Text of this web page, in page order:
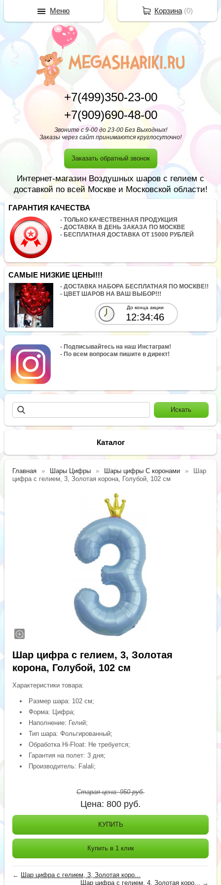
+7(499)350-23-00
+7(909)690-48-00
Звоните с 9-00 до 23-00 Без Выходных!
Заказы через сайт принимаются круглосуточно!
Заказать обратный звонок
Интернет-магазин Воздушных шаров с гелием с
доставкой по всей Москве и Московской области!
ГАРАНТИЯ КАЧЕСТВА
- ТОЛЬКО КАЧЕСТВЕННАЯ ПРОДУКЦИЯ
- ДОСТАВКА В ДЕНЬ ЗАКАЗА ПО МОСКВЕ
- БЕСПЛАТНАЯ ДОСТАВКА ОТ 15000 РУБЛЕЙ
САМЫЕ НИЗКИЕ ЦЕНЫ!!!
- ДОСТАВКА НАБОРА БЕСПЛАТНАЯ ПО МОСКВЕ!!
- ЦВЕТ ШАРОВ НА ВАШ ВЫБОР!!!
До конца акции
12:34:46
- Подписывайтесь на наш Инстаграм!
- По всем вопросам пишите в директ!
Каталог
Главная Шары Цифры Шары цифры С коронами
Шар
цифра с гелием, 3, Золотая корона, Голубой, 102 см
Шар цифра с гелием, 3, Золотая
корона, Голубой, 102 см
Характеристики товара:
Размер шара: 102 см;
Форма: Цифра;
Наполнение: Гелий;
Тип шара: Фольгированный;
Обработка Hi-Float: Не требуется;
Гарантия на полет: 3 дня;
Производитель: Falali;
Старая цена:950руб.
Цена: 800 руб.
КУПИТЬ
Купить в 1 клик
← Шар цифра с гелием, 3, Золотая коро...
Шар цифра с гелием, 4, Золотая коро...
→
Корзина(0)
Меню